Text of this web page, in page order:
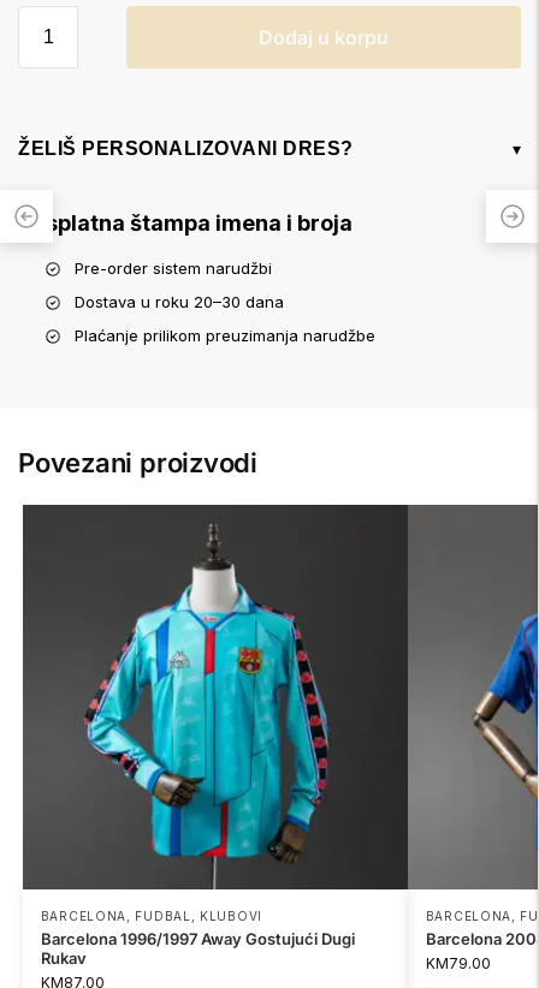
Dodaj u korpu
ŽELIŠ PERSONALIZOVANI DRES? ▾
Besplatna štampa imena i broja
Pre-order sistem narudžbi
Dostava u roku 20–30 dana
Plaćanje prilikom preuzimanja narudžbe
Povezani proizvodi
BARCELONA FUDBAL KLUBOVI
Barcelona 1996/1997 Away Gostujući Dugi
Rukav
KM87.00
BARCELONA
Barcelona
KM79.00